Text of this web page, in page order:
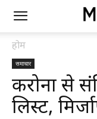
होम
समाचार
करोना से
लिस्ट,